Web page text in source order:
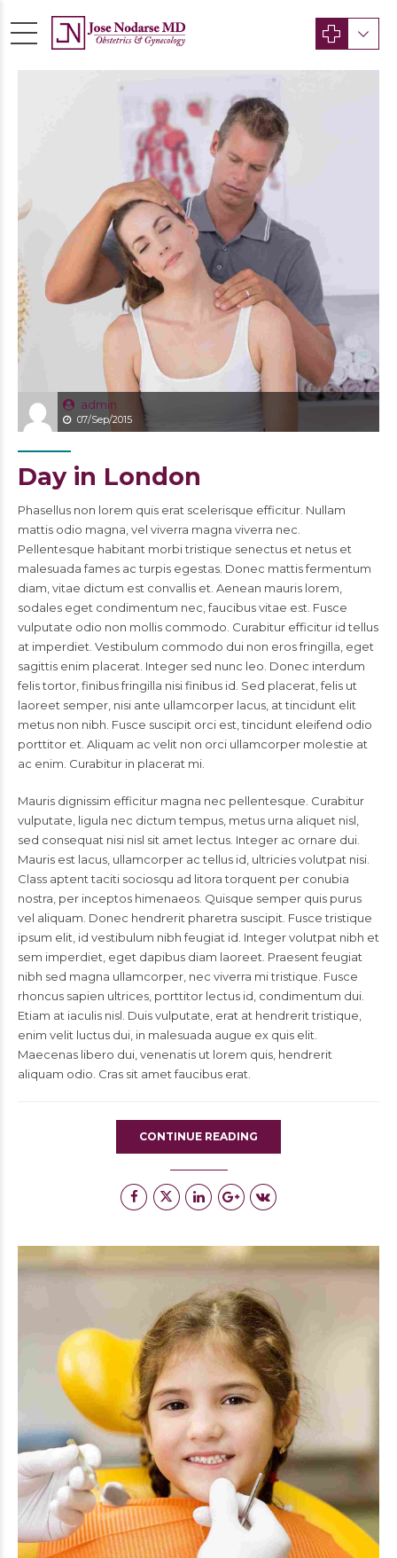
admin
07/Sep/2015
Day in London
Phasellus non lorem quis erat scelerisque efficitur. Nullam
mattis odio magna, vel viverra magna viverra nec.
Pellentesque habitant morbi tristique senectus et netus et
malesuada fames ac turpis egestas. Donec mattis fermentum
diam, vitae dictum est convallis et. Aenean mauris lorem,
sodales eget condimentum nec, faucibus vitae est. Fusce
vulputate odio non mollis commodo. Curabitur efficitur id tellus
at imperdiet. Vestibulum commodo dui non eros fringilla, eget
sagittis enim placerat. Integer sed nunc leo. Donec interdum
felis tortor, finibus fringilla nisi finibus id. Sed placerat, felis ut
laoreet semper, nisi ante ullamcorper lacus, at tincidunt elit
metus non nibh. Fusce suscipit orci est, tincidunt eleifend odio
porttitor et. Aliquam ac velit non orci ullamcorper molestie at
ac enim. Curabitur in placerat mi.
Mauris dignissim efficitur magna nec pellentesque. Curabitur
vulputate, ligula nec dictum tempus, metus urna aliquet nisl,
sed consequat nisi nisl sit amet lectus. Integer ac ornare dui.
Mauris est lacus, ullamcorper ac tellus id, ultricies volutpat nisi.
Class aptent taciti sociosqu ad litora torquent per conubia
nostra, per inceptos himenaeos. Quisque semper quis purus
vel aliquam. Donec hendrerit pharetra suscipit. Fusce tristique
ipsum elit, id vestibulum nibh feugiat id. Integer volutpat nibh et
sem imperdiet, eget dapibus diam laoreet. Praesent feugiat
nibh sed magna ullamcorper, nec viverra mi tristique. Fusce
rhoncus sapien ultrices, porttitor lectus id, condimentum dui.
Etiam at iaculis nisl. Duis vulputate, erat at hendrerit tristique,
enim velit luctus dui, in malesuada augue ex quis elit.
Maecenas libero dui, venenatis ut lorem quis, hendrerit
aliquam odio. Cras sit amet faucibus erat.
CONTINUE READING